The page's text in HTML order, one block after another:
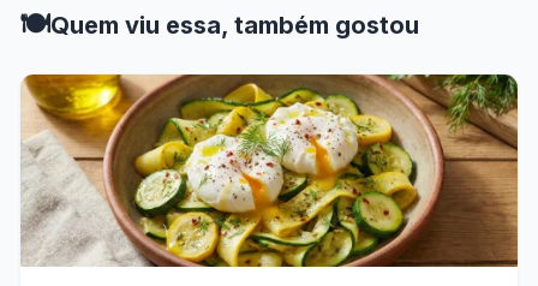
🍽️Quem viu essa, também gostou